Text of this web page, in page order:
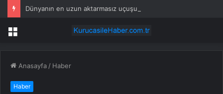
Menü
Anasayfa / Haber
Haber